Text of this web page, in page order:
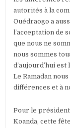
autorités à la
Ouédraogo a
l’acceptation de
que nous ne
nous sommes
d’aujourd’hui
Le Ramadan
différences et à
Pour le président
Koanda, cette